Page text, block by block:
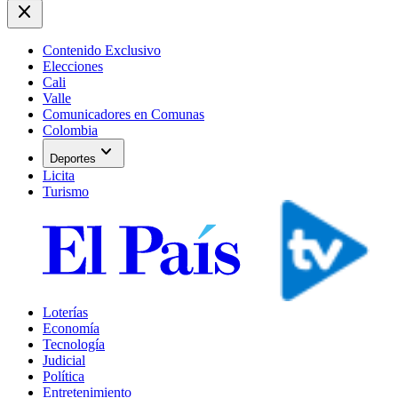
close
Contenido Exclusivo
Elecciones
Cali
Valle
Comunicadores en Comunas
Colombia
Deportes expand_more
Licita
Turismo
Loterías
Economía
Tecnología
Judicial
Política
Entretenimiento